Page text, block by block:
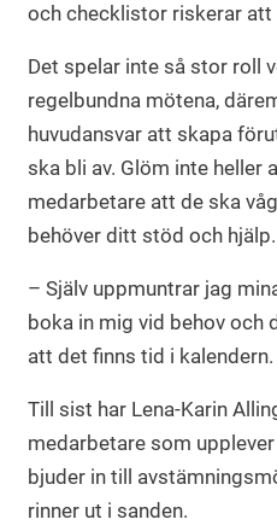
och checklistor riskerar
Det spelar inte så stor roll
regelbundna mötena,
huvudansvar att skapa
ska bli av. Glöm inte heller
medarbetare att de ska
behöver ditt stöd och hjälp.
– Själv uppmuntrar jag
boka in mig vid behov och
att det finns tid i kalendern.
Till sist har Lena-Karin
medarbetare som
bjuder in till
rinner ut i sanden.